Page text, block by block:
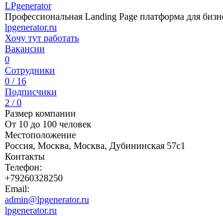
LPgenerator
Профессиональная Landing Page платформа для
lpgenerator.ru
Хочу тут работать
Вакансии
0
Сотрудники
0 / 16
Подписчики
2 / 0
Размер компании
От 10 до 100 человек
Местоположение
Россия, Москва, Москва, Дубининская 57с1
Контакты
Телефон:
+79260328250
Email:
admin@lpgenerator.ru
lpgenerator.ru